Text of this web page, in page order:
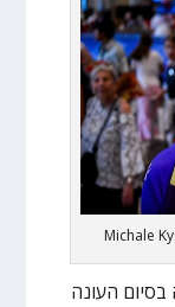
Michale
העונה